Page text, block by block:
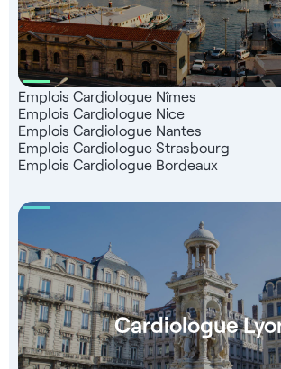
Emplois Cardiologue Nîmes
Emplois Cardiologue Nice
Emplois Cardiologue Nantes
Emplois Cardiologue Strasbourg
Emplois Cardiologue Bordeaux
Cardiologue